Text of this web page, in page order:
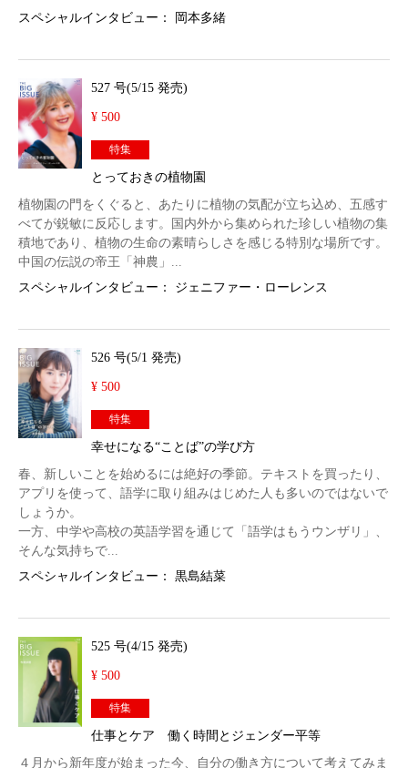
スペシャルインタビュー： 岡本多緒
527 号(5/15 発売)
¥ 500
特集
とっておきの植物園
植物園の門をくぐると、あたりに植物の気配が立ち込め、五感す
べてが鋭敏に反応します。国内外から集められた珍しい植物の集
積地であり、植物の生命の素晴らしさを感じる特別な場所です。
中国の伝説の帝王「神農」...
スペシャルインタビュー： ジェニファー・ローレンス
526 号(5/1 発売)
¥ 500
特集
幸せになる“ことば”の学び方
春、新しいことを始めるには絶好の季節。テキストを買ったり、
アプリを使って、語学に取り組みはじめた人も多いのではないで
しょうか。
一方、中学や高校の英語学習を通じて「語学はもうウンザリ」、
そんな気持ちで...
スペシャルインタビュー： 黒島結菜
525 号(4/15 発売)
¥ 500
特集
仕事とケア 働く時間とジェンダー平等
４月から新年度が始まった今、自分の働き方について考えてみま